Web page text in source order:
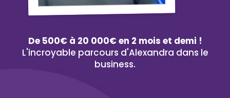
De 500€ à 20 000€ en 2 mois et demi !
L'incroyable parcours d'Alexandra dans le
business.